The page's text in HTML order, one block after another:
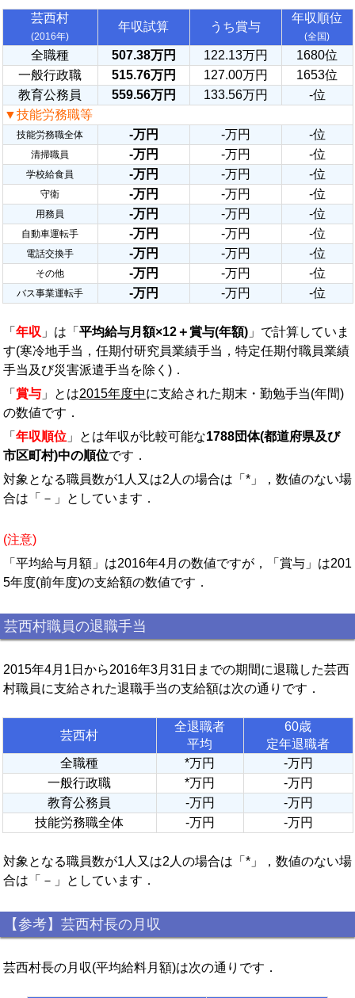
芸西村
(2016年)
年収試算 うち賞与
年収順位
(全国)
全職種 507.38万円 122.13万円
1680位
一般行政職
515.76万円 127.00万円
1653位
教育公務員
559.56万円 133.56万円
-位
▼技能労務職等
技能労務職全体 -万円 -万円 -位
清掃職員 -万円 -万円 -位
学校給食員 -万円 -万円 -位
守衛 -万円 -万円 -位
用務員 -万円 -万円 -位
自動車運転手 -万円 -万円 -位
電話交換手 -万円 -万円 -位
その他 -万円 -万円 -位
バス事業運転手 -万円 -万円 -位
「 年収 」は「 平均給与月額×12＋賞与(年額) 」で計算していま
す(寒冷地手当，任期付研究員業績手当，特定任期付職員業績
手当及び災害派遣手当を除く)．
「 賞与 」とは2015年度中に支給された期末・勤勉手当(年間)
の数値です．
「 年収順位 」とは年収が比較可能な1788団体(都道府県及び
市区町村)中の順位です．
対象となる職員数が1人又は2人の場合は「*」，数値のない場
合は「－」としています．
(注意)
「平均給与月額」は2016年4月の数値ですが，「賞与」は201
5年度(前年度)の支給額の数値です．
芸西村職員の退職手当
2015年4月1日から2016年3月31日までの期間に退職した芸西
村職員に支給された退職手当の支給額は次の通りです．
芸西村
全退職者
平均
60歳
定年退職者
全職種
*万円
-万円
一般行政職
*万円
-万円
教育公務員
-万円
-万円
技能労務職全体
-万円 -万円
対象となる職員数が1人又は2人の場合は「*」，数値のない場
合は「－」としています．
【参考】芸西村長の月収
芸西村長の月収(平均給料月額)は次の通りです．